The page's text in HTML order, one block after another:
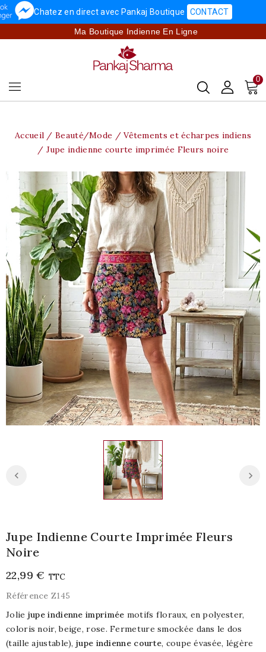
Chatez en direct avec Pankaj Boutique CONTACT
Ma Boutique Indienne En Ligne
0
Accueil Beauté/Mode
Vêtements et écharpes indiens
Jupe indienne courte imprimée Fleurs noire
Jupe Indienne Courte Imprimée Fleurs
Noire
22,99 € TTC
Référence Z145
Jolie jupe indienne imprimée motifs floraux, en polyester,
coloris noir, beige, rose. Fermeture smockée dans le dos
(taille ajustable),jupe indienne courte, coupe évasée, légère